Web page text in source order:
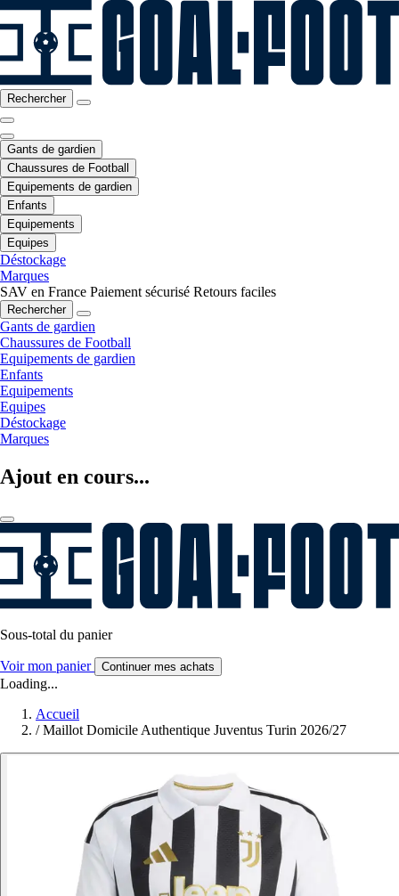
Rechercher
Gants de gardien
Chaussures de Football
Equipements de gardien
Enfants
Equipements
Equipes
Déstockage
Marques
SAV en France Paiement sécurisé Retours faciles
Rechercher
Gants de gardien
Chaussures de Football
Equipements de gardien
Enfants
Equipements
Equipes
Déstockage
Marques
Ajout en cours...
Sous-total du panier
Voir mon panier Continuer mes achats
Loading...
Accueil
/ Maillot Domicile Authentique Juventus Turin 2026/27